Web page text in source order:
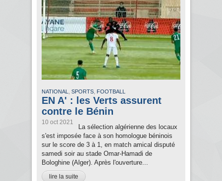
NATIONAL , SPORTS, FOOTBALL
EN A' : les Verts assurent
contre le Bénin
10 oct 2021
La sélection algérienne des locaux
s'est imposée face à son homologue béninois
sur le score de 3 à 1, en match amical disputé
samedi soir au stade Omar-Hamadi de
Bologhine (Alger). Après l'ouverture...
lire la suite